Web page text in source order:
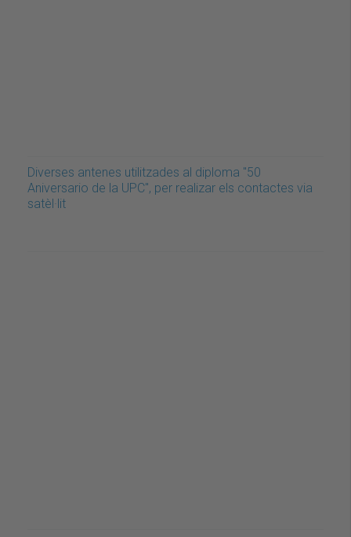
Diverses antenes utilitzades al diploma "50
Aniversario de la UPC", per realizar els contactes via
satèl·lit